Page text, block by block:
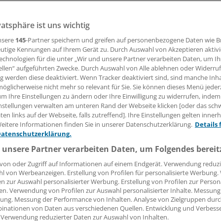
13:52 Uhr
die Opfer einer Genitalverstümmelung wurden, können
in Berlin Hilfe finden.
Waldfriede öffnet am Mittwoch offiziell das "Desert
europaweit, die betroffenen Frauen eine chirurgische
Rundumbetreuung bietet.
ist uns wichtig
145-Partner speichern und greifen auf personenbezogene Daten wie
Kennungen auf Ihrem Gerät zu. Durch Auswahl von Akzeptieren
für die unter „Wir und unsere Partner verarbeiten Daten, um
aufgeführten Zwecke. Durch Auswahl von Alle ablehnen oder
werden diese deaktiviert. Wenn Tracker deaktiviert sind, sind manche
nicht mehr so relevant für Sie. Sie können dieses Menü
Ihre Einstellungen zu ändern oder Ihre Einwilligung zu widerrufen, indem
verwalten am unteren Rand der Webseite klicken [oder das
links auf der Webseite, falls zutreffend]. Ihre Einstellungen gelten
Informationen finden Sie in unserer Datenschutzerklärung. Details
Partner verarbeiten Daten, um Folgendes
oder Zugriff auf Informationen auf einem Endgerät. Verwendung
von Werbeanzeigen. Erstellung von Profilen für personalisierte
zur Auswahl personalisierter Werbung. Erstellung von Profilen zur
Verwendung von Profilen zur Auswahl personalisierter Inhalte.
Messung der Performance von Inhalten. Analyse von Zielgruppen
von Daten aus verschiedenen Quellen. Entwicklung und
reduzierter Daten zur Auswahl von Inhalten.